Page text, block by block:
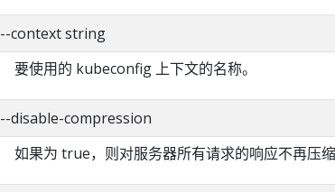
--context string
要使用的 kubeconfig 上下文的名称。
--disable-compression
如果为 true，则对服务器所有请求的响应不再压缩